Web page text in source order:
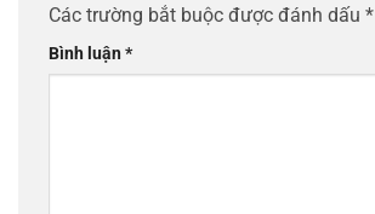
Các trường bắt buộc được đánh dấu *
Bình luận*